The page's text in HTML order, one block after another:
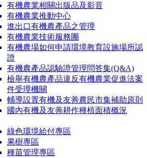
有機農業相關出版品及影音
有機農業推動中心
進出口有機農產品之管理
有機農業技術服務團
有機農場如何申請環境教育設施場所認
證
有機農產品認驗證管理問答集(Q&A)
檢舉有機農產品違反有機農業促進法案
件受理機關
輔導設置有機及友善農民市集補助原則
國內有機及友善耕作種植面積概況
綠色環境給付專區
果樹專區
種苗管理專區